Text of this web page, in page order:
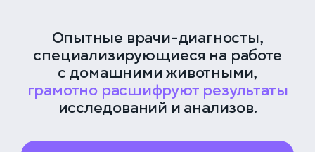
Опытные врачи-диагносты,
специализирующиеся на работе
с домашними животными,
грамотно расшифруют результаты
исследований и анализов.
КЛИНИКА НА СЕРПУХОВСКОЙ
Выберите дату
Закажите звонок, и мы перезвоним вам в течение
15 минут
Соглашаюсь с политикойконфиденциальности